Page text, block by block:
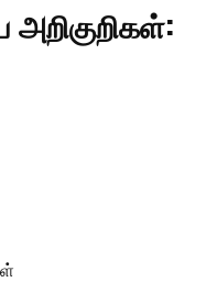
அறிகுறிகள்: